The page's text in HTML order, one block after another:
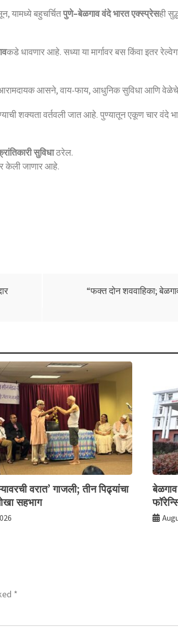
यामध्ये बहुचर्चितपुणे–बेळगाव वंदे भारत एक्स्प्रेसही
कडे धावणार आहे. सध्या या मार्गावर बस किंवा इतर
आसने, वाय-फाय, आधुनिक सुविधा आणि वेळेचे
शक्यता वर्तवली जात आहे. पुण्यातून एकूण चार वंदे
सुविधाठरेल.
केली जाणार आहे.
“फक्त दोन शववाहिका;
वरात’ गाजली; तीन पिढ्यांचा
सहभाग
*